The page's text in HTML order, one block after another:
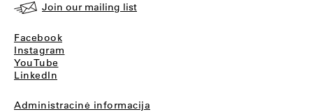
Join our mailing list
Facebook
Instagram
YouTube
LinkedIn
Administracinė informacija